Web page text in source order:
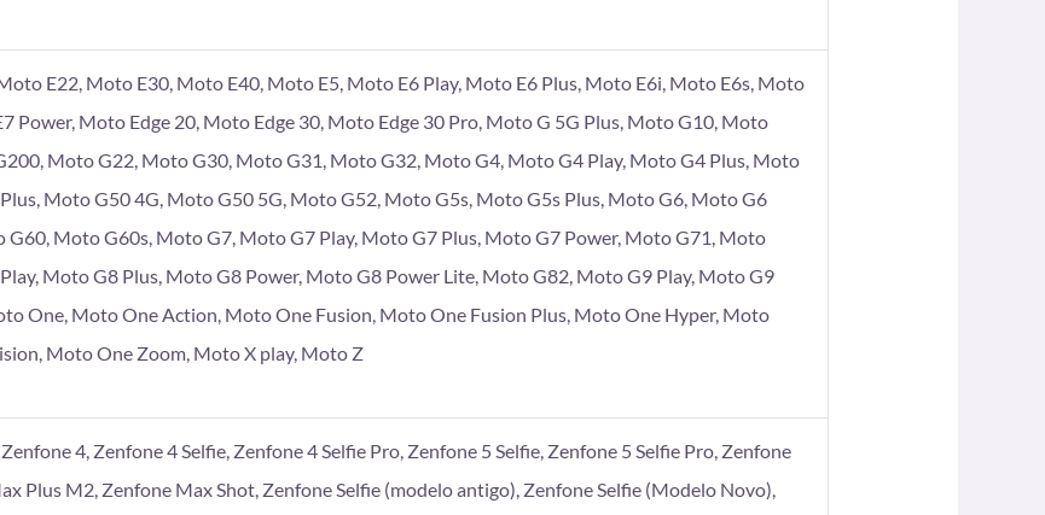
E22, Moto E30, Moto E40, Moto E5, Moto E6 Play, Moto E6 Plus, Moto E6i, Moto E6s, Moto
Power, Moto Edge 20, Moto Edge 30, Moto Edge 30 Pro, Moto G 5G Plus, Moto G10, Moto
Moto G22, Moto G30, Moto G31, Moto G32, Moto G4, Moto G4 Play, Moto G4 Plus, Moto
Moto G50 4G, Moto G50 5G, Moto G52, Moto G5s, Moto G5s Plus, Moto G6, Moto G6
G60, Moto G60s, Moto G7, Moto G7 Play, Moto G7 Plus, Moto G7 Power, Moto G71, Moto
Moto G8 Plus, Moto G8 Power, Moto G8 Power Lite, Moto G82, Moto G9 Play, Moto G9
One, Moto One Action, Moto One Fusion, Moto One Fusion Plus, Moto One Hyper, Moto
Moto One Zoom, Moto X play, Moto Z
4, Zenfone 4 Selfie, Zenfone 4 Selfie Pro, Zenfone 5 Selfie, Zenfone 5 Selfie Pro, Zenfone
Plus M2, Zenfone Max Shot, Zenfone Selfie (modelo antigo), Zenfone Selfie (Modelo Novo),